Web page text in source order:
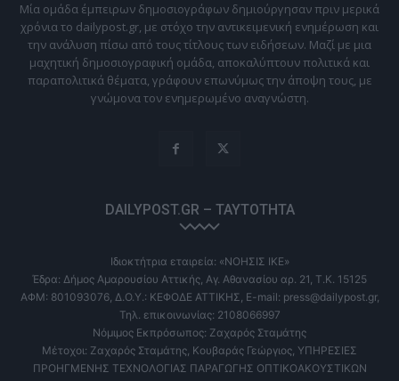
Μία ομάδα έμπειρων δημοσιογράφων δημιούργησαν πριν μερικά
χρόνια το dailypost.gr, με στόχο την αντικειμενική ενημέρωση και
την ανάλυση πίσω από τους τίτλους των ειδήσεων. Μαζί με μια
μαχητική δημοσιογραφική ομάδα, αποκαλύπτουν πολιτικά και
παραπολιτικά θέματα, γράφουν επωνύμως την άποψη τους, με
γνώμονα τον ενημερωμένο αναγνώστη.
DAILYPOST.GR – ΤΑΥΤΌΤΗΤΑ
Ιδιοκτήτρια εταιρεία: «ΝΟΗΣΙΣ ΙΚΕ»
Έδρα: Δήμος Αμαρουσίου Αττικής, Αγ. Αθανασίου αρ. 21, Τ.Κ. 15125
ΑΦΜ: 801093076, Δ.Ο.Υ.: ΚΕΦΟΔΕ ΑΤΤΙΚΗΣ, E-mail: press@dailypost.gr,
Τηλ. επικοινωνίας: 2108066997
Νόμιμος Εκπρόσωπος: Ζαχαρός Σταμάτης
Μέτοχοι: Ζαχαρός Σταμάτης, Κουβαράς Γεώργιος, ΥΠΗΡΕΣΙΕΣ
ΠΡΟΗΓΜΕΝΗΣ ΤΕΧΝΟΛΟΓΙΑΣ ΠΑΡΑΓΩΓΗΣ ΟΠΤΙΚΟΑΚΟΥΣΤΙΚΩΝ